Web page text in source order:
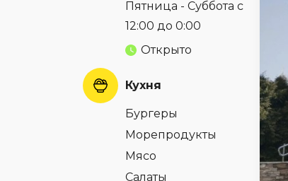
Пятница - Суббота с
12:00 до 0:00
Открыто
Кухня
Бургеры
Морепродукты
Мясо
Салаты